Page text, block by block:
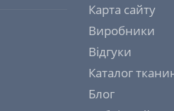
Карта сайту
Виробники
Відгуки
Каталог
Блог